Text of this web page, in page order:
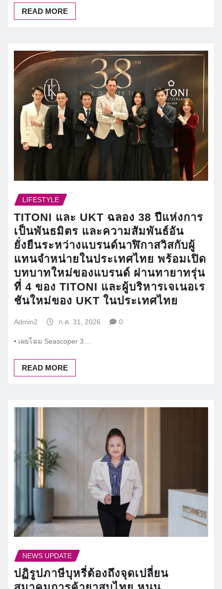
READ MORE
LIFESTYLE
TITONI และ UKT ฉลอง 38 ปีแห่งการ
เป็นพันธมิตร และความสัมพันธ์อัน
ยั่งยืนระหว่างแบรนด์นาฬิกาสวิสกับผู้
แทนจำหน่ายในประเทศไทย พร้อมเปิด
บทบาทใหม่ของแบรนด์ ผ่านทายาทรุ่น
ที่ 4 ของ TITONI และผู้บริหารเจเนอเร
ชันใหม่ของ UKT ในประเทศไทย
Admin2 ก.ค. 31, 2026 0
• เผยโฉม Seascoper 3…
READ MORE
NEWS UPDATE
ปฏิรูปภาษีบุหรี่ต้องถึงจุดเปลี่ยน